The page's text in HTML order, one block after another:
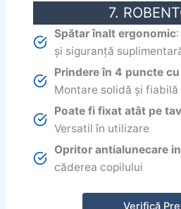
7.
Spătar înalt ergonomic
și siguranță
Prindere în 4 puncte
Montare solidă și fiabilă
Poate fi fixat atât pe
Versatil în utilizare
Opritor antialunecare
căderea copilului
Verifică